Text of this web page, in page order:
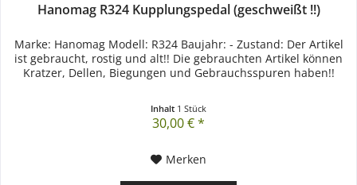
Hanomag R324 Kupplungspedal (geschweißt !!)
Marke: Hanomag Modell: R324 Baujahr: - Zustand: Der Artikel
ist gebraucht, rostig und alt!! Die gebrauchten Artikel können
Kratzer, Dellen, Biegungen und Gebrauchsspuren haben!!
Inhalt 1 Stück
30,00 € *
Merken